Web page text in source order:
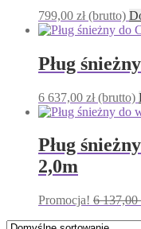
799,00 zł(brutto)
Pług
6 637,00 zł(brutto)
Pług
2,0m
Promocja! 6 137,00